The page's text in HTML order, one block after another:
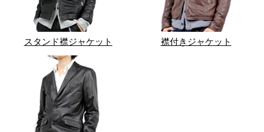
スタンド襟ジャケット 襟付きジャケット